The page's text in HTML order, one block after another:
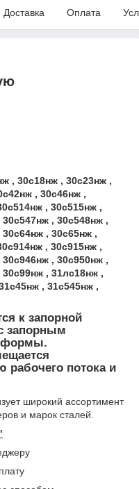
Доставка Оплата
, 30с18нж , 30с23нж ,
, 30с46нж ,
, 30с515нж ,
, 30с548нж ,
, 30с65нж ,
, 30с915нж ,
, 30с950нж ,
, 31лс18нж ,
, 31с545нж ,
к запорной
запорным
формы.
рабочего потока и
широкий ассортимент
и марок сталей.